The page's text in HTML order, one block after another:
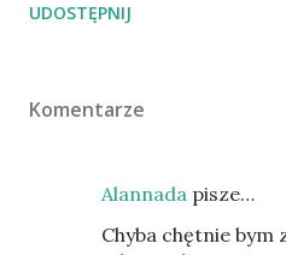
UDOSTĘPNIJ
Komentarze
Alannada pisze…
Chyba chętnie bym